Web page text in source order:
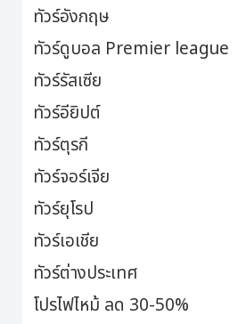
ทัวร์อังกฤษ
ทัวร์ดูบอล Premier league
ทัวร์รัสเซีย
ทัวร์อียิปต์
ทัวร์ตุรกี
ทัวร์จอร์เจีย
ทัวร์ยุโรป
ทัวร์เอเชีย
ทัวร์ต่างประเทศ
โปรไฟไหม้ ลด 30-50%